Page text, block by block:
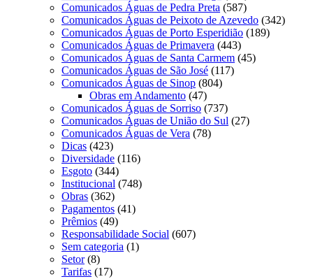
Comunicados Águas de Pedra Preta (587)
Comunicados Águas de Peixoto de Azevedo (342)
Comunicados Águas de Porto Esperidião (189)
Comunicados Águas de Primavera (443)
Comunicados Águas de Santa Carmem (45)
Comunicados Águas de São José (117)
Comunicados Águas de Sinop (804)
Obras em Andamento (47)
Comunicados Águas de Sorriso (737)
Comunicados Águas de União do Sul (27)
Comunicados Águas de Vera (78)
Dicas (423)
Diversidade (116)
Esgoto (344)
Institucional (748)
Obras (362)
Pagamentos (41)
Prêmios (49)
Responsabilidade Social (607)
Sem categoria (1)
Setor(8)
Tarifas (17)